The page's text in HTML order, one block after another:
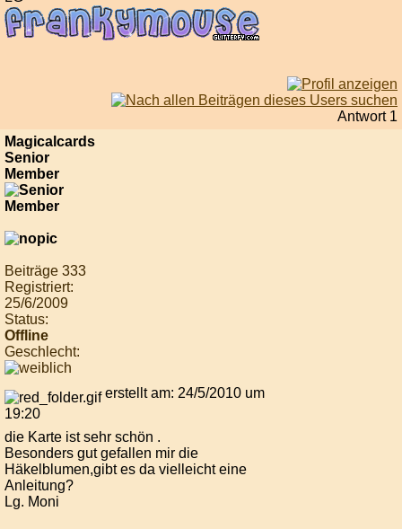
Antwort 1
Magicalcards
Senior
Member
Beiträge 333
Registriert:
25/6/2009
Status:
Offline
Geschlecht:
erstellt am: 24/5/2010 um
19:20
die Karte ist sehr schön .
Besonders gut gefallen mir die
Häkelblumen,gibt es da vielleicht eine
Anleitung?
Lg. Moni